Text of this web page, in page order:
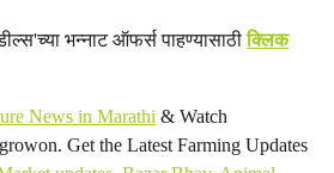
भन्नाट ऑफर्स पाहण्यासाठीक्लिक
News in Marathi & Watch
Get the Latest Farming Updates